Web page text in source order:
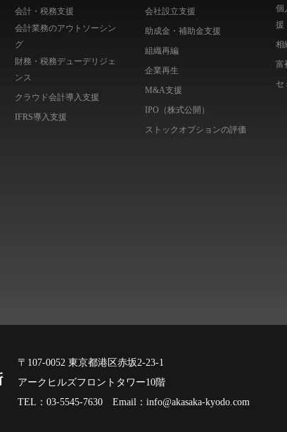
会計・税務支援
会計業務のアウトソーシン
グ
財務・税務デューデリジェ
ンス
クラウド会計導入支援
IFRS導入支援
会社設立支援
助成金・補助金支援
組織再編
企業再生
M&A支援
IPO（株式公開）
ストックオプションの評価
個
援
相
富
セ
〒107-0052 東京都港区赤坂2-23-1
アークヒルズフロントタワー10階
TEL：03-5545-7630Email：info@akasaka-kyodo.com